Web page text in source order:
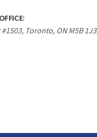
Toronto, ON M5B 1J3